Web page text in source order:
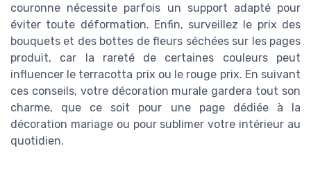
couronne nécessite parfois un support adapté pour
éviter toute déformation. Enfin, surveillez le prix des
bouquets et des bottes de fleurs séchées sur les pages
produit, car la rareté de certaines couleurs peut
influencer le terracotta prix ou le rouge prix. En suivant
ces conseils, votre décoration murale gardera tout son
charme, que ce soit pour une page dédiée à la
décoration mariage ou pour sublimer votre intérieur au
quotidien.